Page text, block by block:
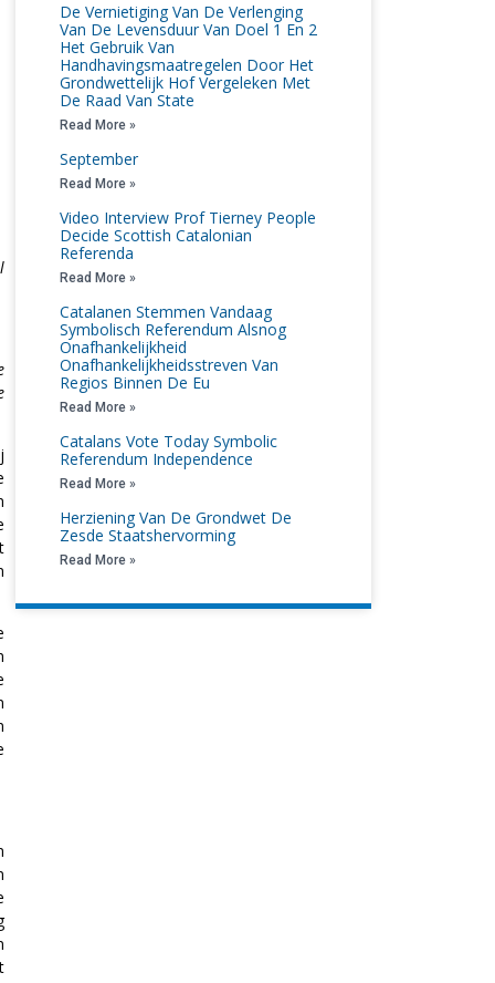
De Vernietiging Van De Verlenging
Van De Levensduur Van Doel 1 En 2
Het Gebruik Van
Handhavingsmaatregelen Door Het
Grondwettelijk Hof Vergeleken Met
De Raad Van State
Read More »
September
Read More »
Video Interview Prof Tierney People
Decide Scottish Catalonian
Referenda
Read More »
Catalanen Stemmen Vandaag
Symbolisch Referendum Alsnog
Onafhankelijkheid
Onafhankelijkheidsstreven Van
Regios Binnen De Eu
Read More »
Catalans Vote Today Symbolic
Referendum Independence
Read More »
Herziening Van De Grondwet De
Zesde Staatshervorming
Read More »